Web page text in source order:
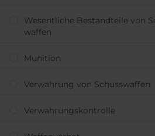
Wesent­liche Be­stand­teile von
waffen
Munition
Ver­wahr­ung von Schuss­waffen
Ver­wahr­ungs­kon­trolle